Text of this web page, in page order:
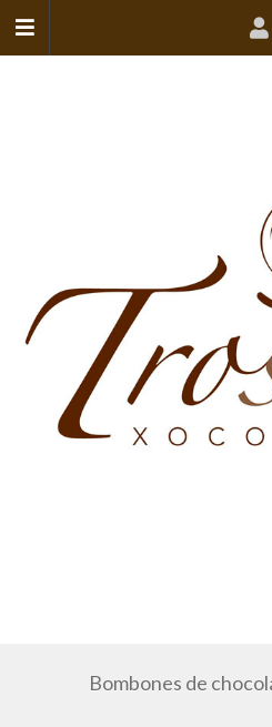
Bombones de